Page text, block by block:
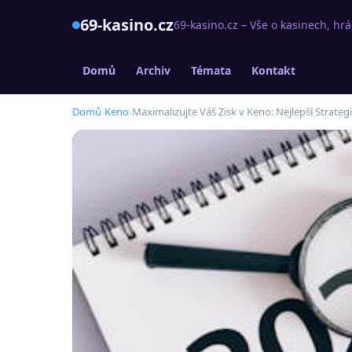
69-kasino.cz69-kasino.cz – Vše o kasinech,
Domů Archiv Témata Kontakt
Domů›Keno›Maximalizujte Váš Zisk v Keno: Nejlepší